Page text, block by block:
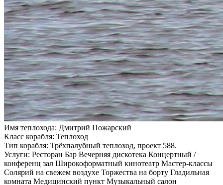
Имя теплохода: Дмитрий Пожарский
Класс корабля: Теплоход
Тип корабля: Трёхпалубный теплоход, проект 588.
Услуги: Ресторан Бар Вечерняя дискотека Концертный /
конференц зал Широкоформатный кинотеатр Мастер-классы
Солярий на свежем воздухе Торжества на борту Гладильная
комната Медицинский пункт Музыкальный салон